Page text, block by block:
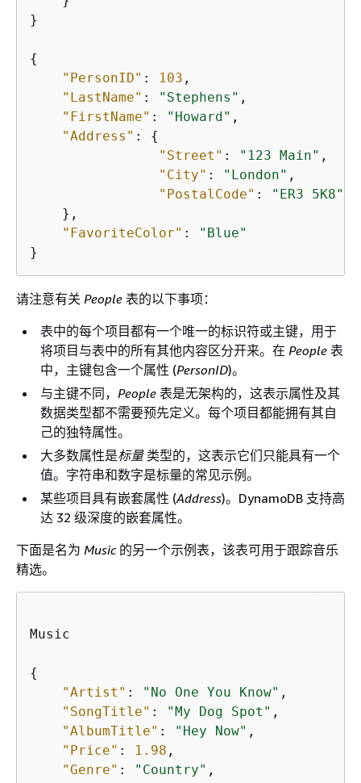
}
{
"PersonID" : 103 ,
"LastName" : "Stephens" ,
"FirstName" : "Howard" ,
"Address" : {
"Street" : "123 Main" ,
"City" : "London"
"PostalCode" :
"ER3 5K8"
    },
"FavoriteColor" :
"Blue"
}
请注意有关 People 表的以下事项：
表中的每个项目都有一个唯一的标识符或主键，用于
将项目与表中的所有其他内容区分开来。在 People 表
中，主键包含一个属性 (PersonID)。
与主键不同， People 表是无架构的，这表示属性及其
数据类型都不需要预先定义。每个项目都能拥有其自
己的独特属性。
大多数属性是标量类型的，这表示它们只能具有一个
值。字符串和数字是标量的常见示例。
某些项目具有嵌套属性 (Address)。DynamoDB 支持高
达 32 级深度的嵌套属性。
下面是名为 Music的另一个示例表，该表可用于跟踪音乐
精选。
Music
{
"Artist" : "No One You Know" ,
"SongTitle" : "My Dog Spot" ,
"AlbumTitle" : "Hey Now" ,
"Price" : 1.98 ,
"Genre" : "Country" ,